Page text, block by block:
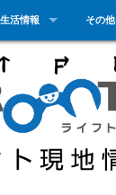
生活情報 その他